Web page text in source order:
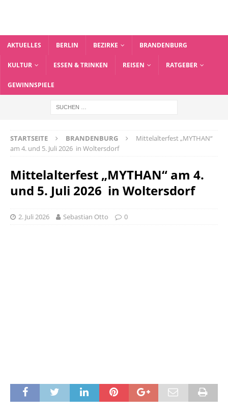
AKTUELLES BERLIN BEZIRKE BRANDENBURG
KULTUR ESSEN & TRINKEN REISEN RATGEBER
GEWINNSPIELE
STARTSEITE BRANDENBURG
Mittelalterfest „MYTHAN“
am 4. und 5. Juli 2026 in Woltersdorf
Mittelalterfest „MYTHAN“ am 4.
und 5. Juli 2026 in Woltersdorf
2. Juli 2026 Sebastian Otto 0